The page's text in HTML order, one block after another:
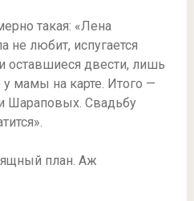
такая: «Лена
не любит, испугается
оставшиеся двести, лишь
мамы на карте. Итого —
Шараповых. Свадьбу
план. Аж